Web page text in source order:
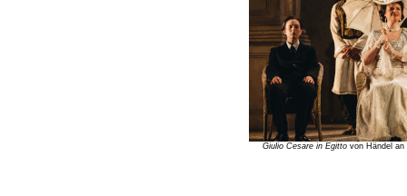
Giulio Cesare in Egittovon Händel an